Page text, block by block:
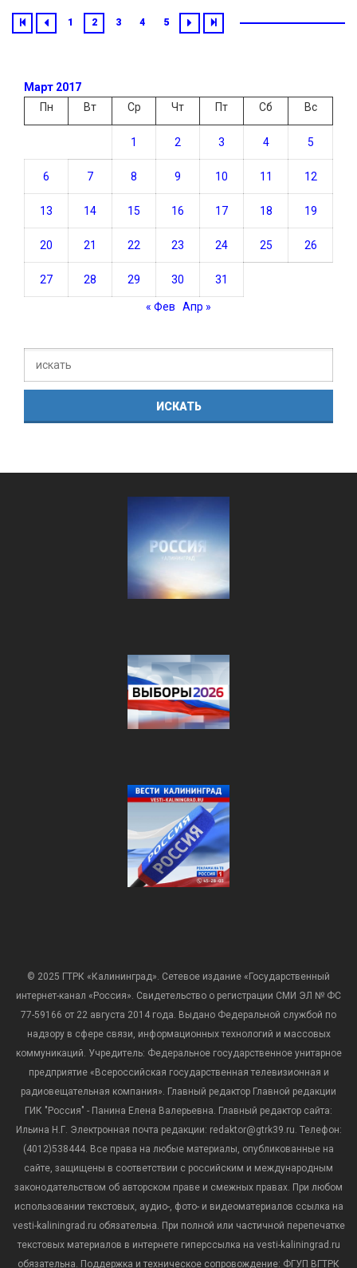
1 2 3 4 5
Март 2017
Пн
Вт Ср Чт Пт Сб Вс
1 2 3 4 5
6 7 8 9 10 11 12
13 14 15 16 17 18 19
20 21 22 23 24 25 26
27 28 29 30 31
« Фев Апр »
© 2025 ГТРК «Калининград». Сетевое издание «Государственный
интернет-канал «Россия». Свидетельство о регистрации СМИ ЭЛ № ФС
77-59166 от 22 августа 2014 года. Выдано Федеральной службой по
надзору в сфере связи, информационных технологий и массовых
коммуникаций. Учредитель: Федеральное государственное унитарное
предприятие «Всероссийская государственная телевизионная и
радиовещательная компания». Главный редактор Главной редакции
ГИК "Россия" - Панина Елена Валерьевна. Главный редактор сайта:
Ильина Н.Г. Электронная почта редакции: redaktor@gtrk39.ru. Телефон:
(4012)538444. Все права на любые материалы, опубликованные на
сайте, защищены в соответствии с российским и международным
законодательством об авторском праве и смежных правах. При любом
использовании текстовых, аудио-, фото- и видеоматериалов ссылка на
vesti-kaliningrad.ru обязательна. При полной или частичной перепечатке
текстовых материалов в интернете гиперссылка на vesti-kaliningrad.ru
обязательна. Поддержка и техническое сопровождение: ФГУП ВГТРК